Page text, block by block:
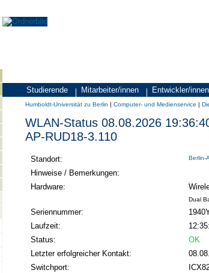
Zielgruppen
Studierende Mitarbeiter/innen Entwickler/innen
Humboldt-
Universität
Computer-
und
Humboldt-Universität zu Berlin | Computer- und Medienservice |
WLAN-Status 08.08.2026
AP-RUD18-3.110
Standort: Berlin-
Hinweise / Bemerkungen:
Hardware:
Dual
Seriennummer:
Laufzeit:
Status:
OK
Letzter erfolgreicher Kontakt:
Switchport: